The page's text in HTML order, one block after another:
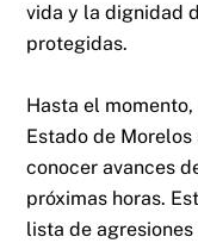
vida y la dignidad
protegidas.
Hasta el
Estado de
conocer avances
próximas horas.
lista de